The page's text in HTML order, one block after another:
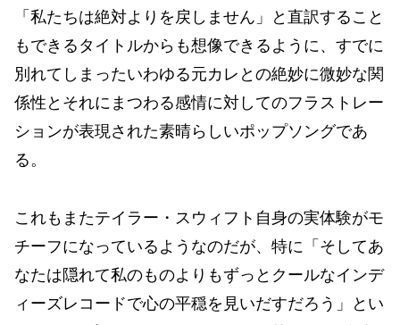
「私たちは絶対よりを戻しません」と直訳すること
もできるタイトルからも想像できるように、すでに
別れてしまったいわゆる元カレとの絶妙に微妙な関
係性とそれにまつわる感情に対してのフラストレー
ションが表現された素晴らしいポップソングであ
る。
これもまたテイラー・スウィフト自身の実体験がモ
チーフになっているようなのだが、特に「そしてあ
なたは隠れて私のものよりもずっとクールなインデ
ィーズレコードで心の平穏を見いだすだろう」とい